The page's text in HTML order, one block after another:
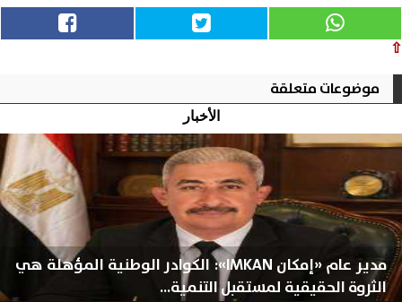
⇧
موضوعات متعلقة
الأخبار
مدير عام «إمكان IMKAN»: الكوادر الوطنية المؤهلة هي
الثروة الحقيقية لمستقبل التنمية...